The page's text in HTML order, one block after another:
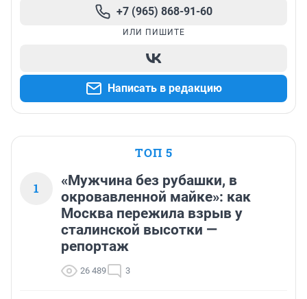
+7 (965) 868-91-60
ИЛИ ПИШИТЕ
Написать в редакцию
ТОП 5
1
«Мужчина без рубашки, в
окровавленной майке»: как
Москва пережила взрыв у
сталинской высотки —
репортаж
26 489 3